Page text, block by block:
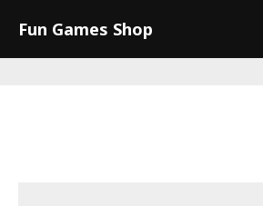
Fun Games Shop